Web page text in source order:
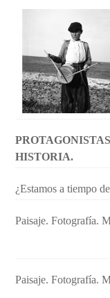
HISTORIA.
¿Estamos a tiempo
Paisaje. Fotografía.
Paisaje. Fotografía.